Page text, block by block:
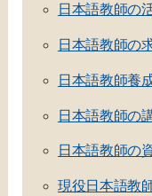
日本語教師の
日本語教師の
日本語教師養
日本語教師の
日本語教師の
現役日本語教